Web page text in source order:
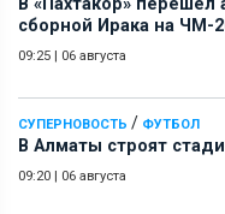
В «Пахтакор» перешел
сборной Ирака на ЧМ-
09:25 06 августа
СУПЕРНОВОСТЬ / ФУТБОЛ
В Алматы строят
09:20 06 августа